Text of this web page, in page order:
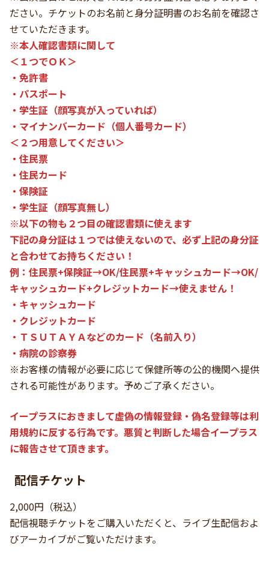
ださい。チケットのお名前と身分証明書のお名前を確認さ
せていただきます。
※本人確認書類に関して
＜１つでＯＫ＞
・免許書
・パスポート
・学生証（顔写真が入っていれば）
・マイナンバーカード（個人番号カード）
＜２つ用意してください＞
・住民票
・住民カード
・保険証
・学生証（顔写真無し）
※以下の物も２つ目の確認書類に使えます
下記の身分証は１つでは使えないので、必ず上記の身分証
と合わせてお持ちください！
例：住民票+保険証→OK/住民票+キャッシュカード→OK/
キャッシュカード+クレジットカード→使えません！
・キャッシュカード
・クレジットカード
・ＴＳＵＴＡＹＡなどのカード（名前入り）
・病院の診察券
※お客様の情報が必要に応じて保健所等の公的機関へ提供
される可能性があります。予めご了承ください。
イープラスにおきまして虚偽の情報登録・偽名登録等は利
用規約に反する行為です。悪質と判断した場合イープラス
に報告させて頂きます。
配信チケット
2,000円（税込）
配信視聴チケットをご購入いただくと、ライブ生配信およ
びアーカイブがご覧いただけます。